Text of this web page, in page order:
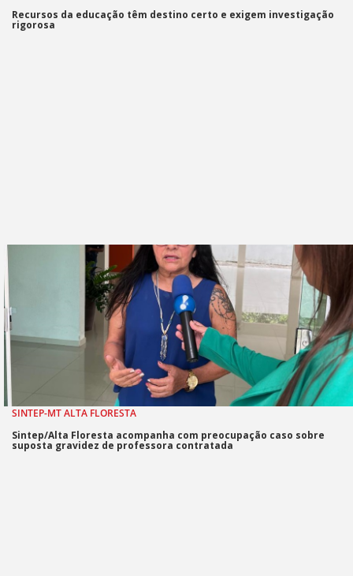
Recursos da educação têm destino certo e exigem investigação
rigorosa
SINTEP-MT ALTA FLORESTA
Sintep/Alta Floresta acompanha com preocupação caso sobre
suposta gravidez de professora contratada